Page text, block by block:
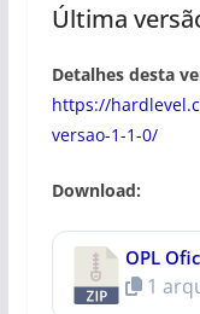
Última
Detalhes desta
https://
versao-1-1-0/
Download:
OPL
1